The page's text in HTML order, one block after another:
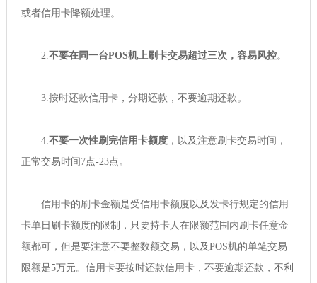
或者信用卡降额处理。
2.不要在同一台POS机上刷卡交易超过三次，容易风控。
3.按时还款信用卡，分期还款，不要逾期还款。
4.不要一次性刷完信用卡额度，以及注意刷卡交易时间，
正常交易时间7点-23点。
信用卡的刷卡金额是受信用卡额度以及发卡行规定的信用
卡单日刷卡额度的限制，只要持卡人在限额范围内刷卡任意金
额都可，但是要注意不要整数额交易，以及POS机的单笔交易
限额是5万元。信用卡要按时还款信用卡，不要逾期还款，不利